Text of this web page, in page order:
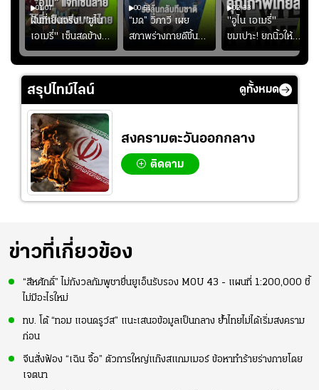
01:07
ฝันที่เป็นจริง! "อูไน
เอเมรี่" เซ็นสดข้าง
รอยสักบนแผ่นหลัง
"คุณเต๊ะ" แฟนพันธุ์
แท้วิลล่า นาน 33 ปี
00:51
“มด” วิภาวี เผย
สภาพร่างกายดีขึ้น
อย่างต่อเนื่อง พร้อม
พยายามลงสนามให้
02:33
"อูไน เอเมรี่"
ชมเปาะ! ยกนิ้วให้
แท็กติกบีจี แฮปปี้
สุดๆ กับการเยือนไทย
สรุปไทม์ไลน์ ดูทั้งหมด
สงครามตะวันออกกลาง
ติดตาม
ข่าวที่เกี่ยวข้อง
“สีหศักดิ์” ไม่กังวลกัมพูชายื่นยูเอ็นรับรอง MOU 43 - แผนที่ 1:200,000 ชี้
ไม่มีอะไรใหม่
ทบ. โต้ “ทอม แอนดรูว์ส” แนะเสนอข้อมูลเป็นกลาง ย้ำไทยไม่ได้เริ่มสงคราม
ก่อน
จีนสั่งฟ้อง “เฉิน จื้อ” ตัวการใหญ่แก๊งสแกมเมอร์ ข้อหาทำร้ายร่างกายโดย
เจตนา